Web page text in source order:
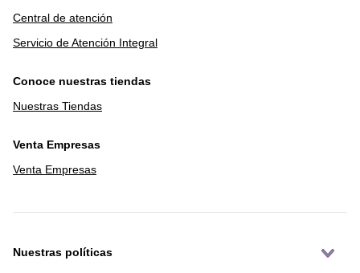
Central de atención
Servicio de Atención Integral
Conoce nuestras tiendas
Nuestras Tiendas
Venta Empresas
Venta Empresas
Nuestras políticas